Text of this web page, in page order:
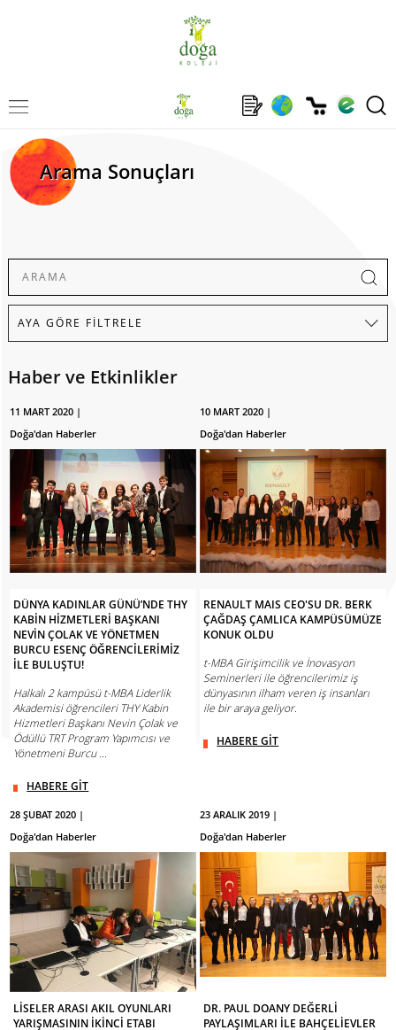
Arama Sonuçları
Haber ve Etkinlikler
11 MART 2020 |
Doğa'dan Haberler
DÜNYA KADINLAR GÜNÜ’NDE THY
KABİN HİZMETLERİ BAŞKANI
NEVİN ÇOLAK VE YÖNETMEN
BURCU ESENÇ ÖĞRENCİLERİMİZ
İLE BULUŞTU!
Halkalı 2 kampüsü t-MBA Liderlik
Akademisi öğrencileri THY Kabin
Hizmetleri Başkanı Nevin Çolak ve
Ödüllü TRT Program Yapımcısı ve
Yönetmeni Burcu ...
HABERE GİT
10 MART 2020 |
Doğa'dan Haberler
RENAULT MAIS CEO'SU DR. BERK
ÇAĞDAŞ ÇAMLICA KAMPÜSÜMÜZE
KONUK OLDU
t-MBA Girişimcilik ve İnovasyon
Seminerleri ile öğrencilerimiz iş
dünyasının ilham veren iş insanları
ile bir araya geliyor.
HABERE GİT
28 ŞUBAT 2020 |
Doğa'dan Haberler
LİSELER ARASI AKIL OYUNLARI
YARIŞMASININ İKİNCİ ETABI
23 ARALIK 2019 |
Doğa'dan Haberler
DR. PAUL DOANY DEĞERLİ
PAYLAŞIMLARI İLE BAHÇELİEVLER